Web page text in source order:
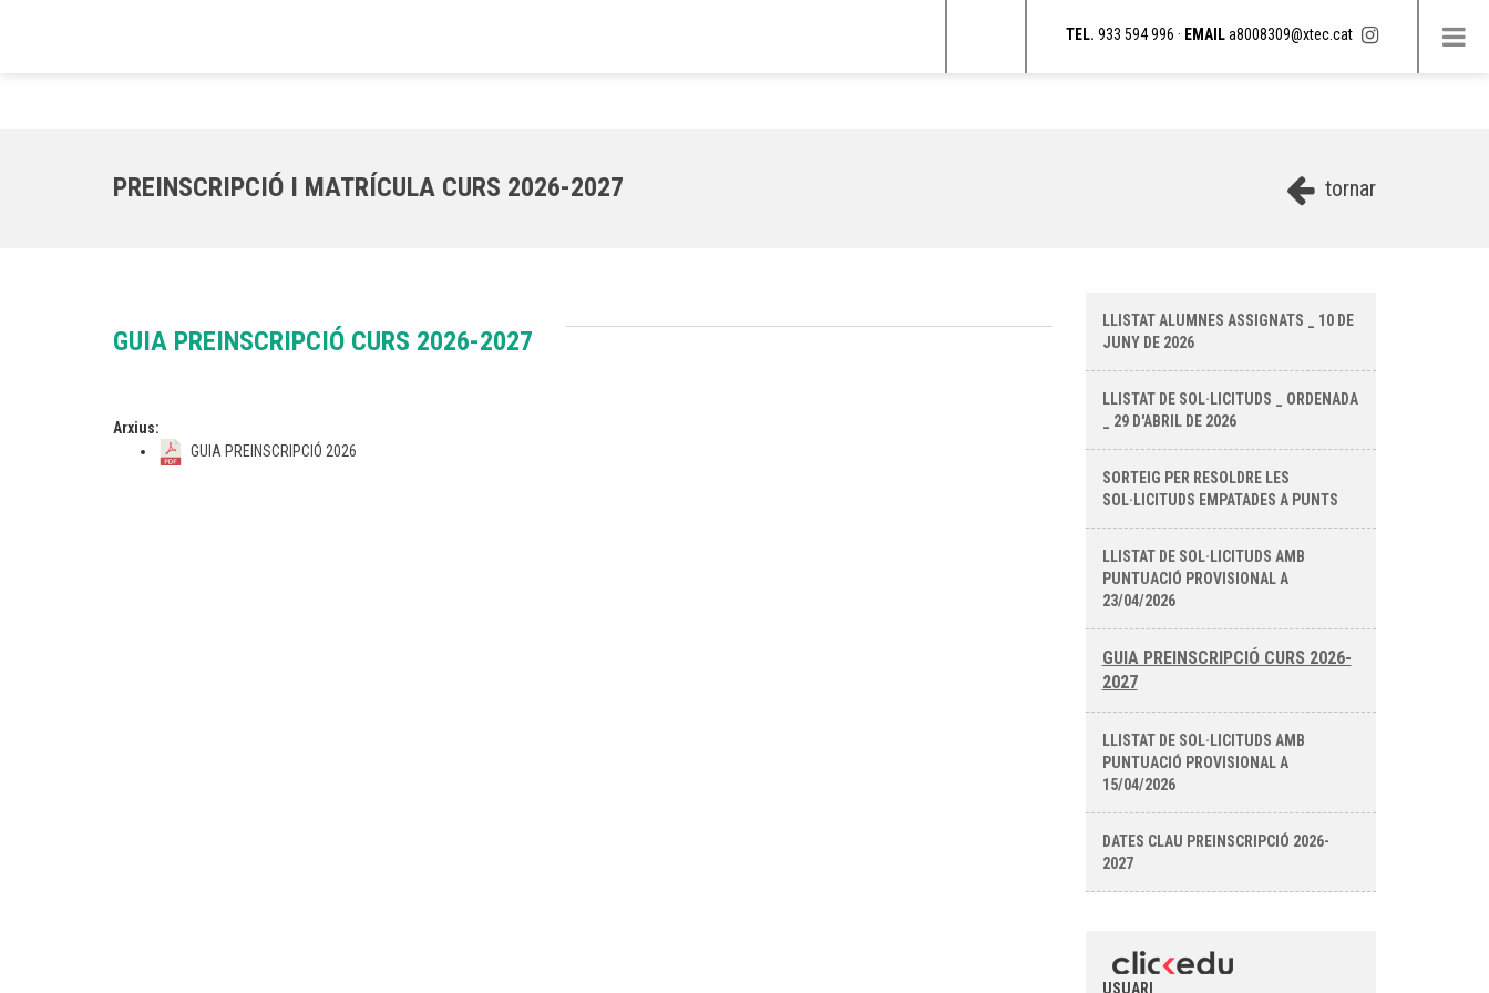
TEL. 933 594 996 · EMAILa8008309@xtec.cat
tornar
PREINSCRIPCIÓ I MATRÍCULA CURS 2026-2027
GUIA PREINSCRIPCIÓ CURS 2026-2027
Arxius:
GUIA PREINSCRIPCIÓ 2026
LLISTAT ALUMNES ASSIGNATS _ 10 DE
JUNY DE 2026
LLISTAT DE SOL·LICITUDS _ ORDENADA
_ 29 D'ABRIL DE 2026
SORTEIG PER RESOLDRE LES
SOL·LICITUDS EMPATADES A PUNTS
LLISTAT DE SOL·LICITUDS AMB
PUNTUACIÓ PROVISIONAL A
23/04/2026
GUIA PREINSCRIPCIÓ CURS 2026-
2027
LLISTAT DE SOL·LICITUDS AMB
PUNTUACIÓ PROVISIONAL A
15/04/2026
DATES CLAU PREINSCRIPCIÓ 2026-
2027
USUARI